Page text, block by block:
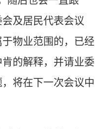
及居民代表会议
物业范围的，已经
的解释，并请业委
将在下一次会议中